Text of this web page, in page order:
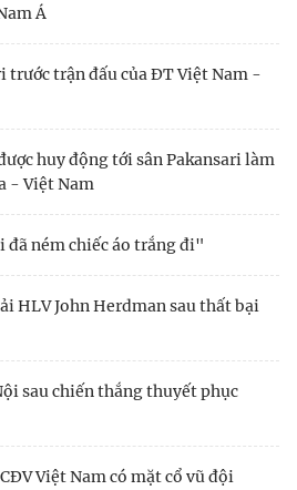
Á
trước trận đấu của ĐT Việt Nam -
huy động tới sân Pakansari làm
- Việt Nam
ném chiếc áo trắng đi"
HLV John Herdman sau thất bại
sau chiến thắng thuyết phục
Việt Nam có mặt cổ vũ đội